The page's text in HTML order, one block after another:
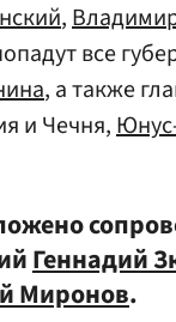
,
все
, а также
и Чечня,
Геннадий
Миронов.